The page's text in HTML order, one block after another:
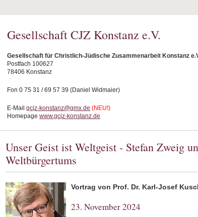
Gesellschaft CJZ Konstanz e.V.
Gesellschaft für Christlich-Jüdische Zusammenarbeit Konstanz
Postfach 100627
78406 Konstanz
Fon 0 75 31 / 69 57 39 (Daniel Widmaier)
E-Mail gcjz-konstanz@gmx.de (NEU!)
Homepage www.gcjz-konstanz.de
Unser Geist ist Weltgeist - Stefan Zweig
Weltbürgertums
Vortrag von Prof. Dr. Karl-Josef
23. November 2024